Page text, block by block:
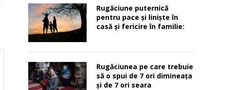
Rugăciune puternică
pentru pace şi linişte în
casă şi fericire în familie:
Rugăciunea pe care trebuie
să o spui de 7 ori dimineața
și de 7 ori seara